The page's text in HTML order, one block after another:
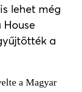
lehet még
House
a
a Magyar